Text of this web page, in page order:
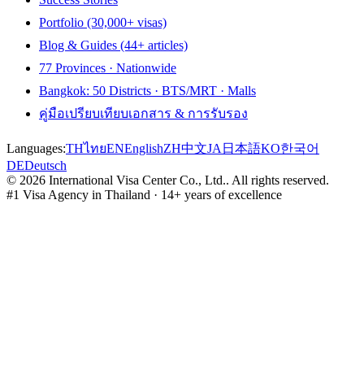
Portfolio (30,000+ visas)
Blog & Guides (44+ articles)
77 Provinces · Nationwide
Bangkok: 50 Districts · BTS/MRT · Malls
คู่มือเปรียบเทียบเอกสาร & การรับรอง
Languages:THไทยENEnglishZH中文JA 日本語KO한국어
DEDeutsch
© 2026 International Visa Center Co., Ltd.. All rights reserved.
#1 Visa Agency in Thailand · 14+ years of excellence